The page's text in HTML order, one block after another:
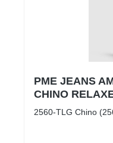
PME JEANS
CHINO
2560-TLG Chino